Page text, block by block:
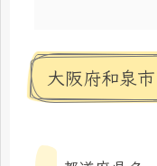
大阪府和泉